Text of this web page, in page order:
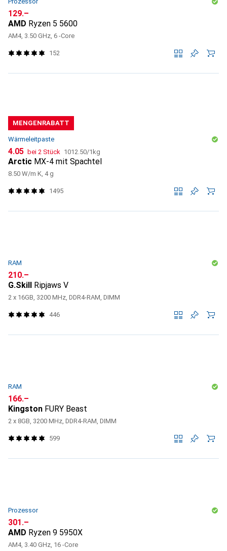
CHF
129.–
AMD Ryzen 5 5600
AM4, 3.50 GHz, 6 -Core
152
MENGENRABATT
Wärmeleitpaste
CHF
4.05 bei 2 Stück CHF
1012.50/1kg
Arctic MX-4 mit Spachtel
8.50 W/m K, 4 g
1495
RAM
CHF
210.–
G.Skill Ripjaws V
2 x 16GB, 3200 MHz, DDR4-RAM, DIMM
446
RAM
CHF
166.–
Kingston FURY Beast
2 x 8GB, 3200 MHz, DDR4-RAM, DIMM
599
Prozessor
CHF
301.–
AMD Ryzen 9 5950X
AM4, 3.40 GHz, 16 -Core